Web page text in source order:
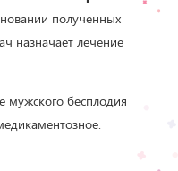
полученных
назначает лечение
мужского бесплодия